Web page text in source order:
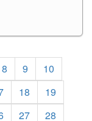
8 9
10
18
19
27
28